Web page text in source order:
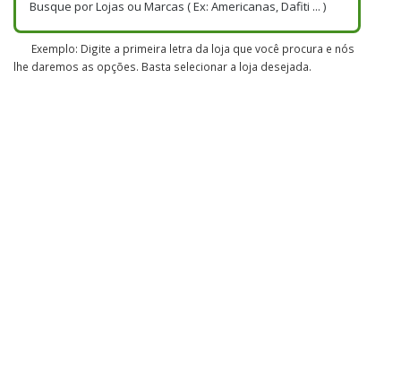
Exemplo: Digite a primeira letra da loja que você procura e nós
lhe daremos as opções. Basta selecionar a loja desejada.